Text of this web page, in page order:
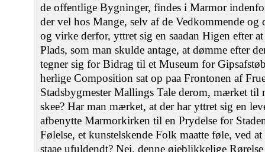
de offentlige Bygninger, findes i Marmor
der vel hos Mange, selv af de Vedkommende
og virke derfor, yttret sig en saadan Higen efter at
Plads, som man skulde antage, at dømme efter
tegner sig for Bidrag til et Museum for
herlige Composition sat op paa Frontonen af
Stadsbygmester Mallings Tale derom, mærket til
skee? Har man mærket, at der har yttret sig en
afbenytte Marmorkirken til en Prydelse for
Følelse, et kunstelskende Folk maatte føle, ved
staae ufuldendt? Nei, denne øieblikkelige